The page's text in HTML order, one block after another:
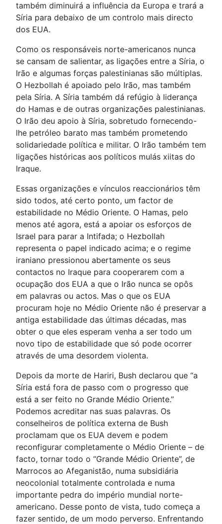
também diminuirá a influência da Europa e trará a
Síria para debaixo de um controlo mais directo
dos EUA.
Como os responsáveis norte-americanos nunca
se cansam de salientar, as ligações entre a Síria, o
Irão e algumas forças palestinianas são múltiplas.
O Hezbollah é apoiado pelo Irão, mas também
pela Síria. A Síria também dá refúgio à liderança
do Hamas e de outras organizações palestinianas.
O Irão deu apoio à Síria, sobretudo fornecendo-
lhe petróleo barato mas também prometendo
solidariedade política e militar. O Irão também tem
ligações históricas aos políticos mulás xiitas do
Iraque.
Essas organizações e vínculos reaccionários têm
sido todos, até certo ponto, um factor de
estabilidade no Médio Oriente. O Hamas, pelo
menos até agora, está a apoiar os esforços de
Israel para parar a Intifada; o Hezbollah
representa o papel indicado acima; e o regime
iraniano pressionou abertamente os seus
contactos no Iraque para cooperarem com a
ocupação dos EUA a que o Irão nunca se opôs
em palavras ou actos. Mas o que os EUA
procuram hoje no Médio Oriente não é preservar a
antiga estabilidade das últimas décadas, mas
obter o que eles esperam venha a ser todo um
novo tipo de estabilidade que só pode ocorrer
através de uma desordem violenta.
Depois da morte de Hariri, Bush declarou que “a
Síria está fora de passo com o progresso que
está a ser feito no Grande Médio Oriente.”
Podemos acreditar nas suas palavras. Os
conselheiros de política externa de Bush
proclamam que os EUA devem e podem
reconfigurar completamente o Médio Oriente – de
facto, tornar todo o “Grande Médio Oriente”, de
Marrocos ao Afeganistão, numa subsidiária
neocolonial totalmente controlada e numa
importante pedra do império mundial norte-
americano. Desse ponto de vista, tudo começa a
fazer sentido, de um modo perverso. Enfrentando